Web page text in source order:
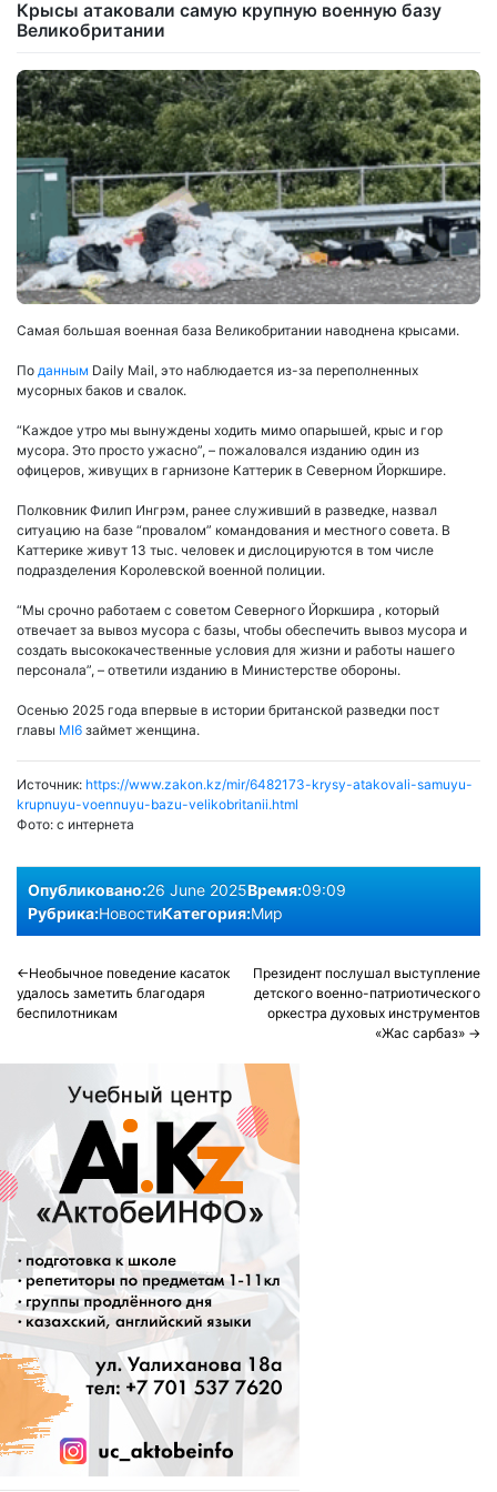
Крысы атаковали самую крупную военную базу
Великобритании
Самая большая военная база Великобритании наводнена крысами.
По данным Daily Mail, это наблюдается из-за переполненных
мусорных баков и свалок.
“Каждое утро мы вынуждены ходить мимо опарышей, крыс и гор
мусора. Это просто ужасно”, – пожаловался изданию один из
офицеров, живущих в гарнизоне Каттерик в Северном Йоркшире.
Полковник Филип Ингрэм, ранее служивший в разведке, назвал
ситуацию на базе “провалом” командования и местного совета. В
Каттерике живут 13 тыс. человек и дислоцируются в том числе
подразделения Королевской военной полиции.
“Мы срочно работаем с советом Северного Йоркшира , который
отвечает за вывоз мусора с базы, чтобы обеспечить вывоз мусора и
создать высококачественные условия для жизни и работы нашего
персонала”, – ответили изданию в Министерстве обороны.
Осенью 2025 года впервые в истории британской разведки пост
главы MI6 займет женщина.
Источник: https://www.zakon.kz/mir/6482173-krysy-atakovali-samuyu-
krupnuyu-voennuyu-bazu-velikobritanii.html
Фото: с интернета
Опубликовано:26 June 2025Время:09:09
Рубрика:НовостиКатегория:Мир
Post
navigation
Необычное поведение касаток
удалось заметить благодаря
беспилотникам
Президент послушал выступление
детского военно-патриотического
оркестра духовых инструментов
«Жас сарбаз»